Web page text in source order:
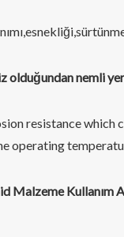
olduğundan nemli
resistance which
MalzemeKullanım